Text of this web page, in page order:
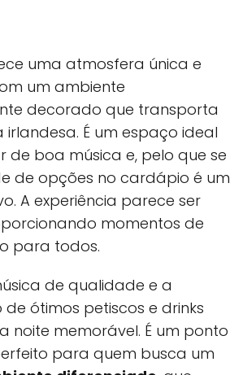
uma atmosfera única e
um ambiente
decorado que transporta
É um espaço ideal
de boa música e, pelo que se
de opções no cardápio é um
A experiência parece ser
momentos de
para todos.
de qualidade e a
ótimos petiscos e drinks
noite memorável. É um ponto
para quem busca um